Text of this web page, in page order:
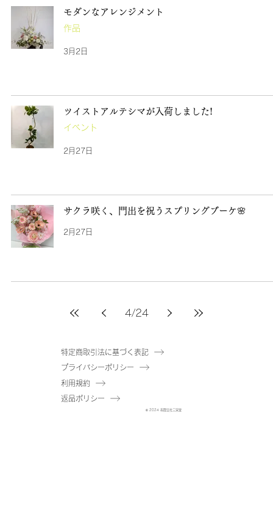
モダンなアレンジメント
作品
3月2日
ツイストアルテシマが入荷しました!
イベント
2月27日
サクラ咲く、門出を祝うスプリングブーケ🌸
2月27日
4/24
特定商取引法に基づく表記
プライバシーポリシー
利用規約
返品ポリシー
© 2024 有限会社三栄堂